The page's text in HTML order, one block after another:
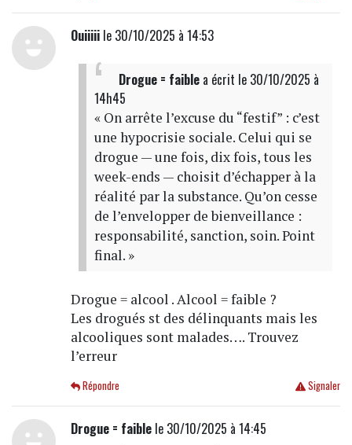
Ouiiiiile 30/10/2025 à 14:53
Drogue = faiblea écrit le 30/10/2025 à
14h45
« On arrête l’excuse du “festif” : c’est
une hypocrisie sociale. Celui qui se
drogue — une fois, dix fois, tous les
week-ends — choisit d’échapper à la
réalité par la substance. Qu’on cesse
de l’envelopper de bienveillance :
responsabilité, sanction, soin. Point
final. »
Drogue = alcool . Alcool = faible ?
Les drogués st des délinquants mais les
alcooliques sont malades…. Trouvez
l’erreur
Signaler
Répondre
Drogue = faiblele 30/10/2025 à 14:45